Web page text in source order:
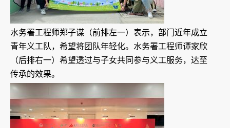
水务署工程师郑子谋（前排左一）表示，部门近年成立
青年义工队，希望将团队年轻化。水务署工程师谭家欣
（后排右一）希望透过与子女共同参与义工服务，达至
传承的效果。